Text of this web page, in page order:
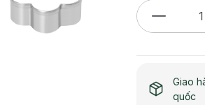
Giao
quốc